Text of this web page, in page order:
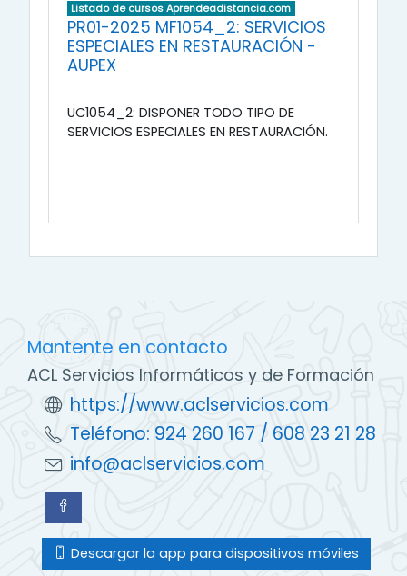
Listado de cursos Aprendeadistancia.com
PR01-2025 MF1054_2: SERVICIOS
ESPECIALES EN RESTAURACIÓN -
AUPEX
UC1054_2: DISPONER TODO TIPO DE
SERVICIOS ESPECIALES EN RESTAURACIÓN.
Mantente en contacto
ACL Servicios Informáticos y de Formación
https://www.aclservicios.com
Teléfono: 924 260 167 / 608 23 21 28
info@aclservicios.com
Descargar la app para dispositivos móviles